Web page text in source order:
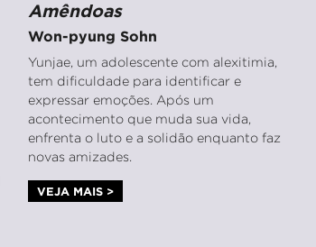
Amêndoas
Won-pyung Sohn
Yunjae, um adolescente com alexitimia,
tem dificuldade para identificar e
expressar emoções. Após um
acontecimento que muda sua vida,
enfrenta o luto e a solidão enquanto faz
novas amizades.
VEJA MAIS >